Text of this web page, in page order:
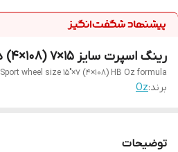
رینگ اسپرت سایز ۱۵×۷ (۱۰۸×۴) دودی Oz Formula
Sport wheel size 15"×7 (4×108) HB Oz formula
برند:Oz
توضیحات